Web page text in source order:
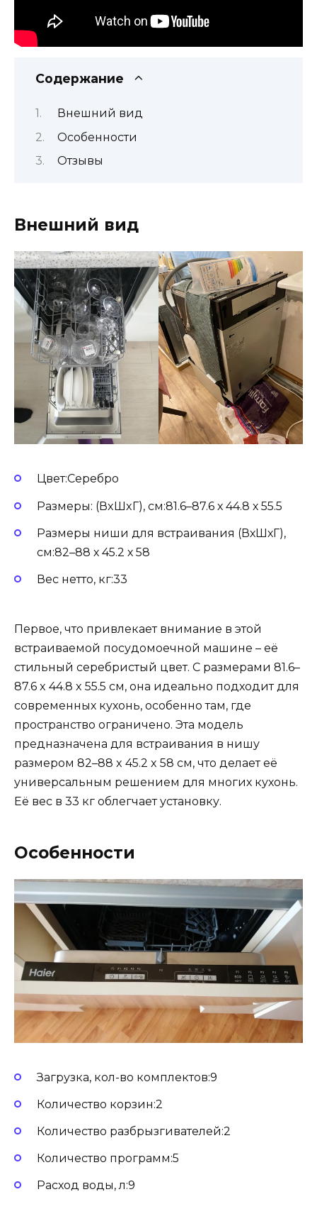
Содержание
Внешний вид
Особенности
Отзывы
Внешний вид
Цвет:Серебро
Размеры: (ВxШxГ), см:81.6–87.6 х 44.8 х 55.5
Размеры ниши для встраивания (ВхШхГ),
см:82–88 х 45.2 х 58
Вес нетто, кг:33
Первое, что привлекает внимание в этой
встраиваемой посудомоечной машине – её
стильный серебристый цвет. С размерами 81.6–
87.6 x 44.8 x 55.5 см, она идеально подходит для
современных кухонь, особенно там, где
пространство ограничено. Эта модель
предназначена для встраивания в нишу
размером 82–88 x 45.2 x 58 см, что делает её
универсальным решением для многих кухонь.
Её вес в 33 кг облегчает установку.
Особенности
Загрузка, кол-во комплектов:9
Количество корзин:2
Количество разбрызгивателей:2
Количество программ:5
Расход воды, л:9